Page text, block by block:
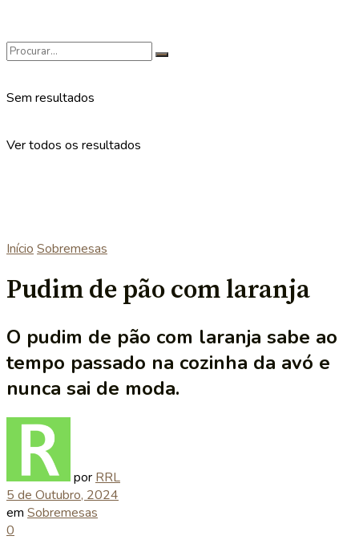
Sem resultados
Ver todos os resultados
Início Sobremesas
Pudim de pão com laranja
O pudim de pão com laranja sabe ao
tempo passado na cozinha da avó e
nunca sai de moda.
por RRL
5 de Outubro, 2024
em Sobremesas
0